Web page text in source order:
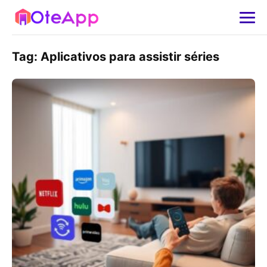
Tag: Aplicativos para assistir séries